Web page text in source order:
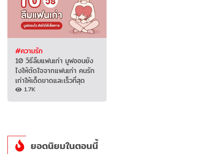
#ความรัก
10 วิธีลืมแฟนเก่า มูฟออนยัง
ไงให้ตัดใจจากแฟนเก่า คนรัก
เก่าให้เด็ดขาดและเร็วที่สุด
1.7K
ยอดนิยมในตอนนี้